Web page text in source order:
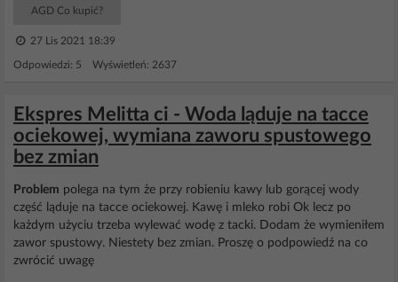
AGD Co kupić?
27 Lis 2021 18:39
Odpowiedzi: 5 Wyświetleń: 2637
Ekspres Melitta ci - Woda ląduje na tacce
ociekowej, wymiana zaworu spustowego
bez zmian
Problem polega na tym że przy robieniu kawy lub gorącej wody
część ląduje na tacce ociekowej. Kawę i mleko robi Ok lecz po
każdym użyciu trzeba wylewać wodę z tacki. Dodam że wymieniłem
zawor spustowy. Niestety bez zmian. Proszę o podpowiedź na co
zwrócić uwagę